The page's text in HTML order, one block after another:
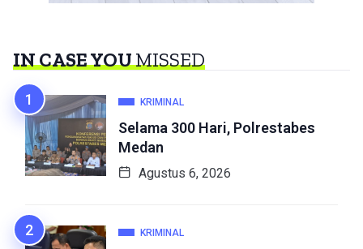
IN CASE YOUMISSED
KRIMINAL
Selama 300 Hari, Polrestabes
Medan
Agustus 6, 2026
KRIMINAL